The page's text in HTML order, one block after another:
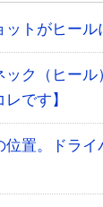
ットがヒール
ック（ヒー
です】
位置。ドラ